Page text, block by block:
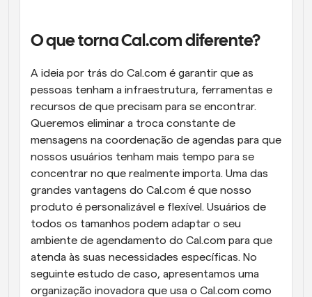
Agendamento potenciado com chamadas
impulsionadas por IA
Automatizar agendamento e lembretes
Mantenha-se atualizado com as últimas notícias e
atualizações
Reuniões Instantâneas
Reunião com clientes em minutos
Links de Grupo Dinâmico
Agende reuniões de forma fluida com várias pessoas
Webhooks
Receba notificações quando algo acontecer
O que torna Cal.com diferente?
A ideia por trás do Cal.com é garantir que as
pessoas tenham a infraestrutura, ferramentas e
recursos de que precisam para se encontrar.
Queremos eliminar a troca constante de
mensagens na coordenação de agendas para que
nossos usuários tenham mais tempo para se
concentrar no que realmente importa. Uma das
grandes vantagens do Cal.com é que nosso
produto é personalizável e flexível. Usuários de
todos os tamanhos podem adaptar o seu
ambiente de agendamento do Cal.com para que
atenda às suas necessidades específicas. No
seguinte estudo de caso, apresentamos uma
organização inovadora que usa o Cal.com como